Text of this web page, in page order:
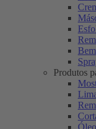
Produtos